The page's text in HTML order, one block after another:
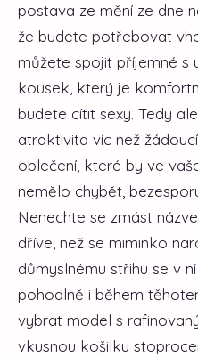
postava ze mění ze dne
že budete potřebovat
můžete spojit příjemné s
kousek, který je
budete cítit sexy. Tedy
atraktivita víc než
oblečení, které by ve
nemělo chybět,
Nenechte se zmást
dříve, než se miminko
důmyslnému střihu se v
pohodlně i během
vybrat model s
vkusnou košilku